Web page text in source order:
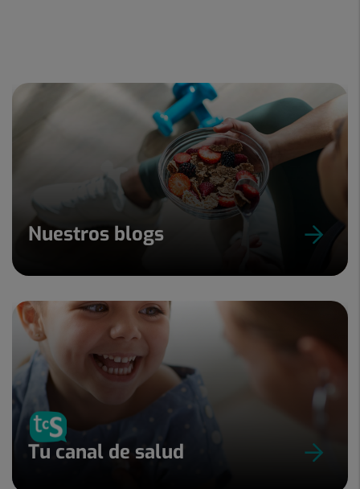
Nuestros blogs
Tu canal de salud